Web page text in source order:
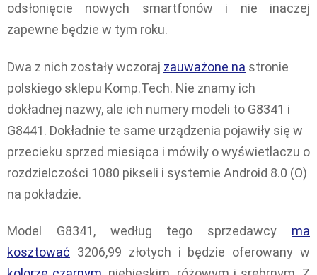
odsłonięcie nowych smartfonów i nie inaczej
zapewne będzie w tym roku.
Dwa z nich zostały wczoraj zauważone na stronie
polskiego sklepu Komp.Tech. Nie znamy ich
dokładnej nazwy, ale ich numery modeli to G8341 i
G8441. Dokładnie te same urządzenia pojawiły się w
przecieku sprzed miesiąca i mówiły o wyświetlaczu o
rozdzielczości 1080 pikseli i systemie Android 8.0 (O)
na pokładzie.
Model G8341, według tego sprzedawcy ma
kosztować 3206,99 złotych i będzie oferowany w